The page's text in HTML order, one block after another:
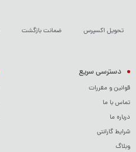
تحویل اکسپرس ضمانت بازگشت
دسترسی سریع
قوانین و مقررات
تماس با ما
درباره ما
شرایط گارانتی
وبلاگ